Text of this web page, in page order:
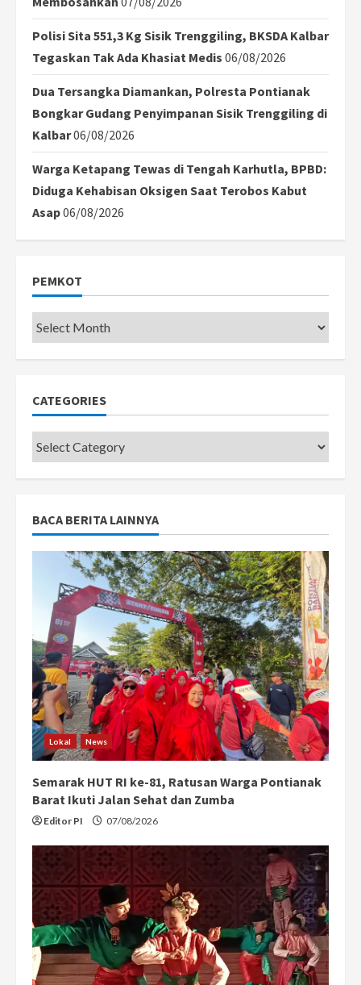
Polisi Sita 551,3 Kg Sisik Trenggiling, BKSDA Kalbar
Tegaskan Tak Ada Khasiat Medis 06/08/2026
Dua Tersangka Diamankan, Polresta Pontianak
Bongkar Gudang Penyimpanan Sisik Trenggiling di
Kalbar06/08/2026
Warga Ketapang Tewas di Tengah Karhutla, BPBD:
Diduga Kehabisan Oksigen Saat Terobos Kabut
Asap06/08/2026
PEMKOT
Pemkot
CATEGORIES
Categories
BACA BERITA LAINNYA
Lokal News
Semarak HUT RI ke-81, Ratusan Warga Pontianak
Barat Ikuti Jalan Sehat dan Zumba
Editor PI 07/08/2026